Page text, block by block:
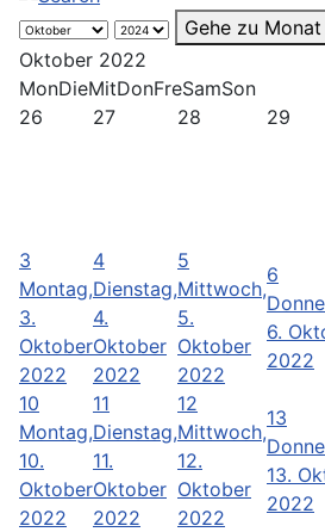
Gehe zu Monat
Oktober 2022
MonDieMitDonFreSamSon
26
27 28 29
3
Montag,
3.
Oktober
2022
4
Dienstag,
4.
Oktober
2022
5
Mittwoch,
5.
Oktober
2022
6
6.
2022
10
Montag,
10.
Oktober
2022
11
Dienstag,
11.
Oktober
2022
12
Mittwoch,
12.
Oktober
2022
13
13.
2022